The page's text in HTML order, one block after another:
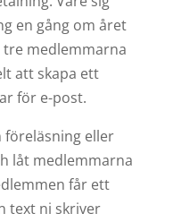
en gång om året
medlemmarna
att skapa ett
för e-post.
föreläsning eller
låt medlemmarna
får ett
text ni skriver